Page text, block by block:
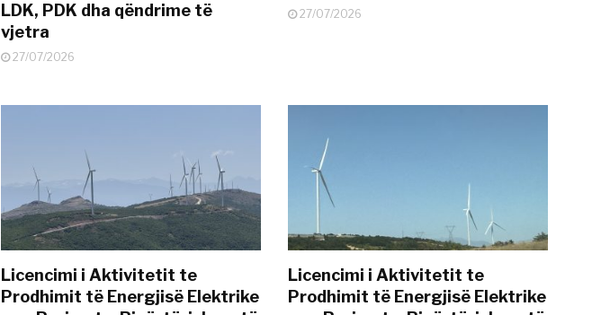
LDK, PDK dha qëndrime të
vjetra
27/07/2026
27/07/2026
Licencimi i Aktivitetit te
Prodhimit të Energjisë Elektrike
Licencimi i Aktivitetit te
Prodhimit të Energjisë Elektrike